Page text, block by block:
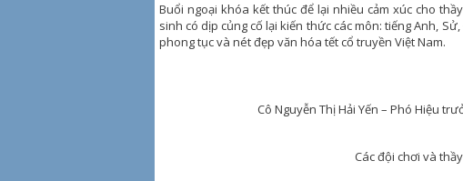
Buổi ngoại khóa kết thúc để lại nhiều cảm xúc cho
sinh có dịp củng cố lại kiến thức các môn: tiếng Anh,
phong tục và nét đẹp văn hóa tết cổ truyền Việt Nam.
Cô Nguyễn Thị Hải Yến – Phó Hiệu
Các đội chơi và